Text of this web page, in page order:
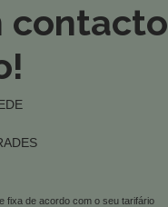
contacto
fixa de acordo com o seu tarifário